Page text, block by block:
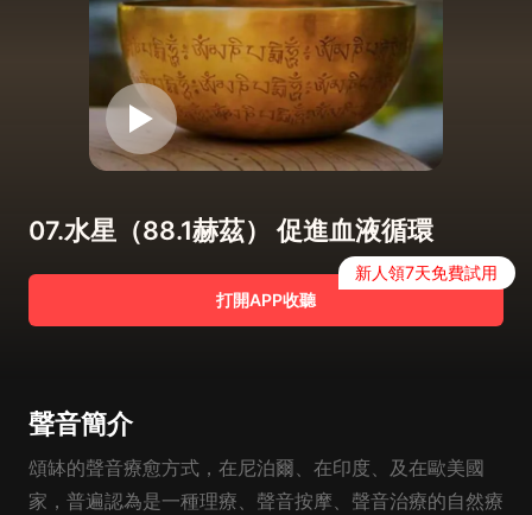
07.水星（88.1赫茲） 促進血液循環
打開APP收聽
新人領7天免費試用
聲音簡介
頌缽的聲音療愈方式，在尼泊爾、在印度、及在歐美國
家，普遍認為是一種理療、聲音按摩、聲音治療的自然療